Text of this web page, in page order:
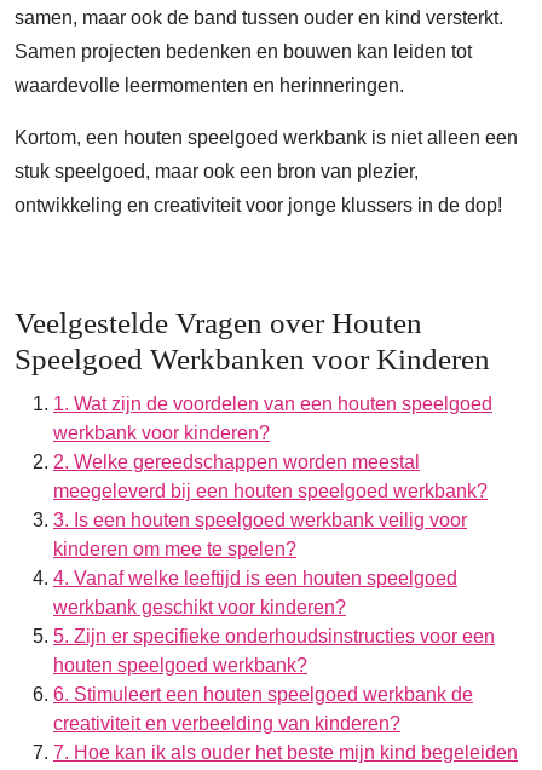
samen, maar ook de band tussen ouder en kind versterkt.
Samen projecten bedenken en bouwen kan leiden tot
waardevolle leermomenten en herinneringen.
Kortom, een houten speelgoed werkbank is niet alleen een
stuk speelgoed, maar ook een bron van plezier,
ontwikkeling en creativiteit voor jonge klussers in de dop!
Veelgestelde Vragen over Houten
Speelgoed Werkbanken voor Kinderen
1. Wat zijn de voordelen van een houten speelgoed
werkbank voor kinderen?
2. Welke gereedschappen worden meestal
meegeleverd bij een houten speelgoed werkbank?
3. Is een houten speelgoed werkbank veilig voor
kinderen om mee te spelen?
4. Vanaf welke leeftijd is een houten speelgoed
werkbank geschikt voor kinderen?
5. Zijn er specifieke onderhoudsinstructies voor een
houten speelgoed werkbank?
6. Stimuleert een houten speelgoed werkbank de
creativiteit en verbeelding van kinderen?
7. Hoe kan ik als ouder het beste mijn kind begeleiden